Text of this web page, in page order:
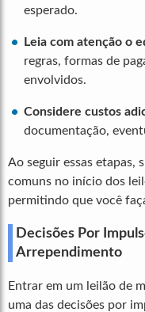
esperado.
Leia com atenção o
regras, formas de
envolvidos.
Considere custos
documentação,
Ao seguir essas etapas,
comuns no início dos
permitindo que você
Decisões Por
Arrependimento
Entrar em um leilão de
uma das decisões por